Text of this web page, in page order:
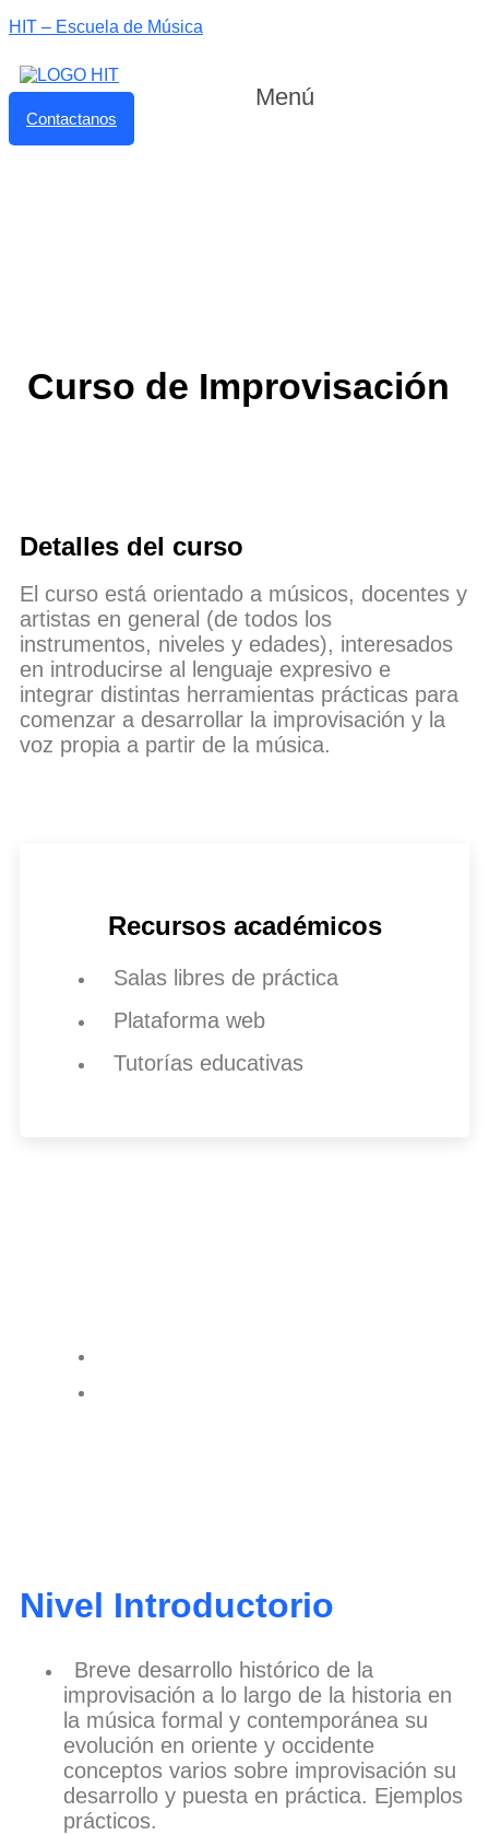
HIT – Escuela de Música
Menú
Contactanos
Curso de Improvisación
Detalles del curso
El curso está orientado a músicos, docentes y
artistas en general (de todos los
instrumentos, niveles y edades), interesados
en introducirse al lenguaje expresivo e
integrar distintas herramientas prácticas para
comenzar a desarrollar la improvisación y la
voz propia a partir de la música.
Recursos académicos
Salas libres de práctica
Plataforma web
Tutorías educativas
Nivel Introductorio
Breve desarrollo histórico de la
improvisación a lo largo de la historia en
la música formal y contemporánea su
evolución en oriente y occidente
conceptos varios sobre improvisación su
desarrollo y puesta en práctica. Ejemplos
prácticos.